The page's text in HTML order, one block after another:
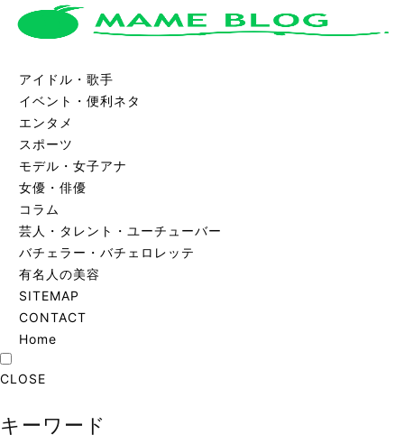
アイドル・歌手
イベント・便利ネタ
エンタメ
スポーツ
モデル・女子アナ
女優・俳優
コラム
芸人・タレント・ユーチューバー
バチェラー・バチェロレッテ
有名人の美容
SITEMAP
CONTACT
Home
CLOSE
キーワード